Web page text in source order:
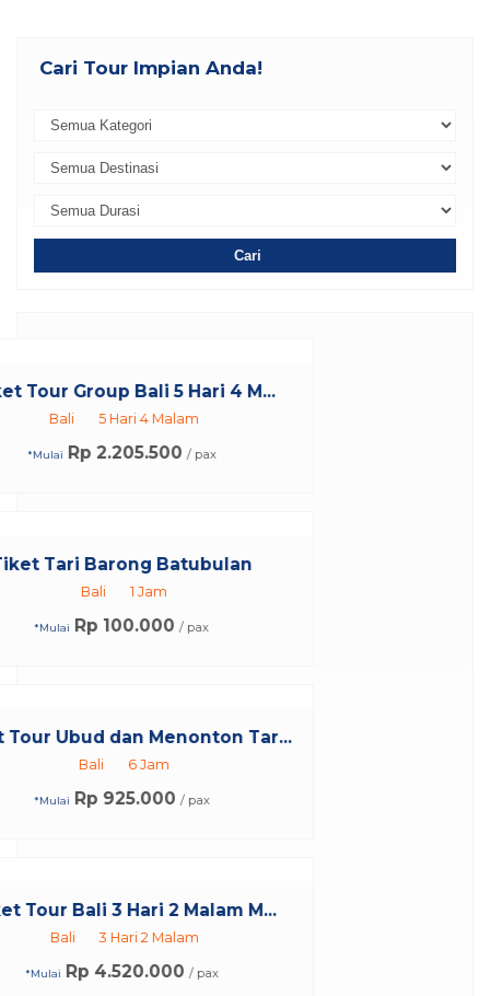
Cari Tour Impian Anda!
Cari